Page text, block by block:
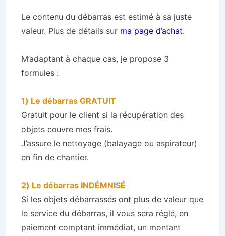
Le contenu du débarras est estimé à sa juste
valeur. Plus de détails sur ma page d’achat.
M’adaptant à chaque cas, je propose 3
formules :
1) Le débarras GRATUIT
Gratuit pour le client si la récupération des
objets couvre mes frais.
J’assure le nettoyage (balayage ou aspirateur)
en fin de chantier.
2) Le débarras INDÉMNISÉ
Si les objets débarrassés ont plus de valeur que
le service du débarras, il vous sera réglé, en
paiement comptant immédiat, un montant